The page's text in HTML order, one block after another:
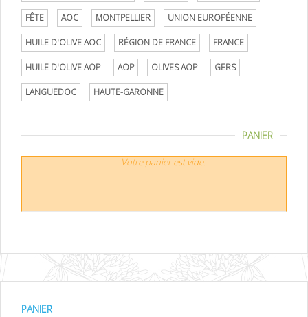
FÊTE AOC MONTPELLIER UNION EUROPÉENNE
HUILE D'OLIVE AOC RÉGION DE FRANCE FRANCE
HUILE D'OLIVE AOP AOP OLIVES AOP GERS
LANGUEDOC HAUTE-GARONNE
PANIER
Votre panier est vide.
PANIER